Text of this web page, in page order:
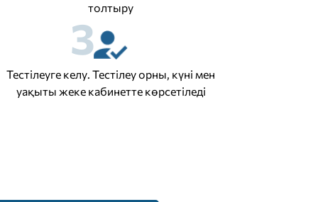
толтыру
3
Тестілеуге келу. Тестілеу орны, күні мен
уақыты жеке кабинетте көрсетіледі